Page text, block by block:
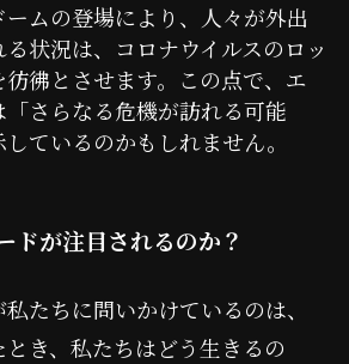
ームの登場により、人々が外出
状況は、コロナウイルスのロッ
彷彿とさせます。この点で、エ
「さらなる危機が訪れる可能
ているのかもしれません。
ドが注目されるのか？
たちに問いかけているのは、
とき、私たちはどう生きるの